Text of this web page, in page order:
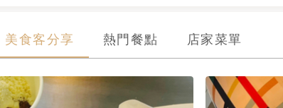
美食客分享 熱門餐點 店家菜單